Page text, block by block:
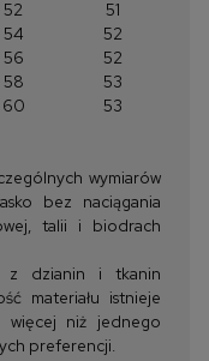
52
51
54
52
56
52
58
53
60 53
wymiarów
bez naciągania
talii i biodrach
z dzianin i tkanin
materiału istnieje
więcej niż jednego
preferencji.